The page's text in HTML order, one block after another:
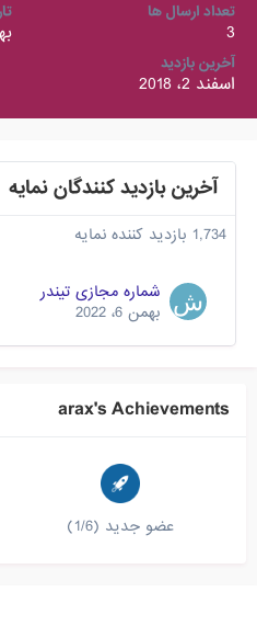
تعداد ارسال ها
3
آخرین بازدید
اسفند 2، 2018
آخرین بازدید کنندگان نمایه
1,734 بازدید کننده نمایه
شماره مجازی تیندر
بهمن 6، 2022
arax's Achievements
عضو جدید (1/6)